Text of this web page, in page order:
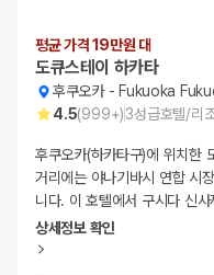
평균 가격 19만원 대
도큐스테이 하카타
후쿠오카- Fukuoka
4.5(999+)3성급호텔/리
후쿠오카(하카타구)에 위치한
거리에는 야나기바시 연합 시
니다. 이 호텔에서 구시다 신
상세정보 확인